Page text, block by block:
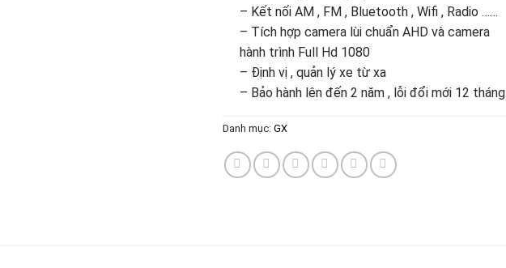
– Kết nối AM , FM , Bluetooth , Wifi , Radio ……
– Tích hợp camera lùi chuẩn AHD và camera
hành trình Full Hd 1080
– Định vị , quản lý xe từ xa
– Bảo hành lên đến 2 năm , lỗi đổi mới 12 tháng
Danh mục: GX